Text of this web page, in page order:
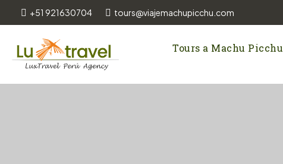
+51 921630704 tours@viajemachupicchu.com
Tours a Machu Picchu